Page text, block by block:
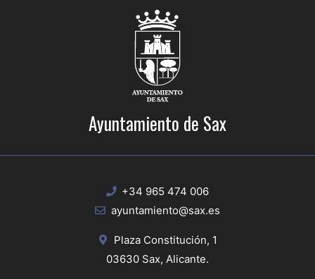
Ayuntamiento de Sax
+34 965 474 006
ayuntamiento@sax.es
Plaza Constitución, 1
03630 Sax, Alicante.